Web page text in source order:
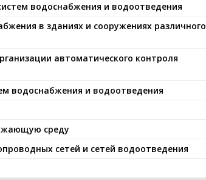
водоснабжения и водоотведения
в зданиях и сооружениях различного
автоматического контроля
водоснабжения и водоотведения
среду
сетей и сетей водоотведения